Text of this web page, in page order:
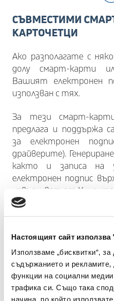
Настоящият сайт използва
Използваме „бисквитки“,
съдържанието и рекламите,
функции на социални
трафика си. Също така
СЪВМЕСТИМИ
КАРТОЧЕТЦИ
Ако разполагате с
долу смарт-карти
Вашият електронен
използван с тях.
За тези смарт-
предлага и поддържа
за електронен
драйверите).
както и записа на
електронен подпис
извършват от Клиента.
СМАРТ-КАРТИ
Смарт-карта
Gemalto IDPrime MD 940 (SIM/
Gemalto IDPrime MD 840B (SIM/
Gemalto IDPrime MD 840 (SIM/